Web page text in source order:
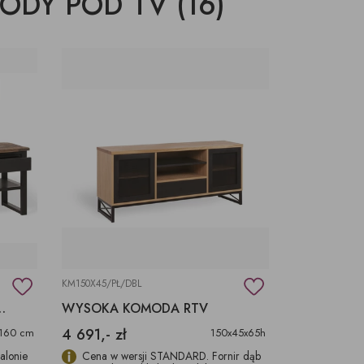
TKANINY, SKÓRY
ŚWIECZKI, LAMPIONY
BLATY ULIN
cm
KM150X45/PŁ/DBL
WYSOKA KOMODA RTV
4 691,- zł 150x45x65h
Cena w wersji STANDARD. Fornir dąb